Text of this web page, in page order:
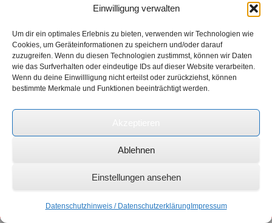
Einwilligung verwalten
Um dir ein optimales Erlebnis zu bieten, verwenden wir Technologien wie
Cookies, um Geräteinformationen zu speichern und/oder darauf
zuzugreifen. Wenn du diesen Technologien zustimmst, können wir Daten
wie das Surfverhalten oder eindeutige IDs auf dieser Website verarbeiten.
Wenn du deine Einwillligung nicht erteilst oder zurückziehst, können
bestimmte Merkmale und Funktionen beeinträchtigt werden.
Ablehnen
Einstellungen ansehen
Datenschutzhinweis / Datenschutzerklärung Impressum
19. März 2015um128 × 128in
← Vorheriger Nächster →
Beides Kommentare und Trackbacks sind beendet
Kontakt|Datenschutzhinweis|Impressum